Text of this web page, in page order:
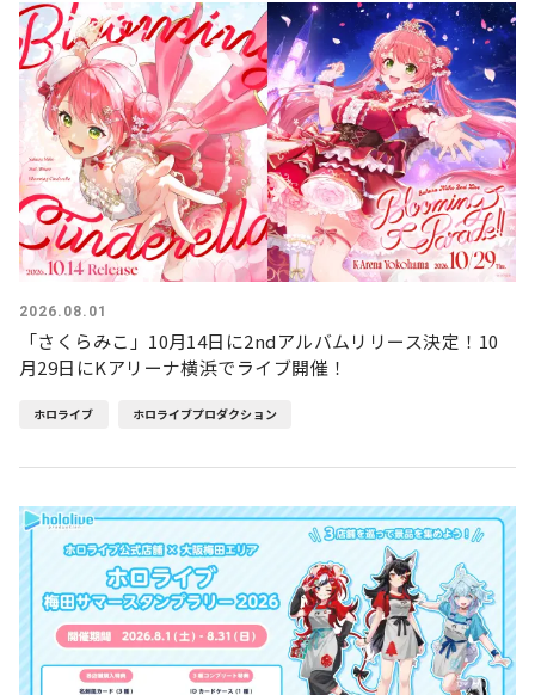
2026.08.01
「さくらみこ」10月14日に2ndアルバムリリース決定！10
月29日にKアリーナ横浜でライブ開催！
ホロライブ ホロライブプロダクション